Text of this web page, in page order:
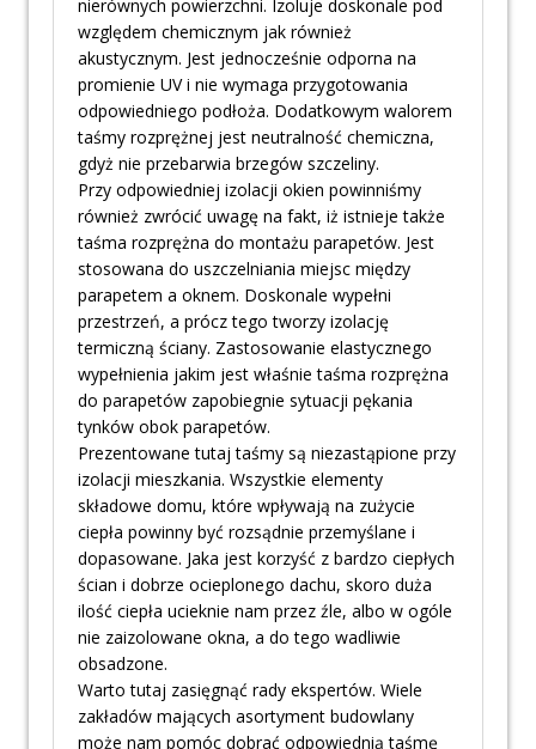
nierównych powierzchni. Izoluje doskonale pod
względem chemicznym jak również
akustycznym. Jest jednocześnie odporna na
promienie UV i nie wymaga przygotowania
odpowiedniego podłoża. Dodatkowym walorem
taśmy rozprężnej jest neutralność chemiczna,
gdyż nie przebarwia brzegów szczeliny.
Przy odpowiedniej izolacji okien powinniśmy
również zwrócić uwagę na fakt, iż istnieje także
taśma rozprężna do montażu parapetów. Jest
stosowana do uszczelniania miejsc między
parapetem a oknem. Doskonale wypełni
przestrzeń, a prócz tego tworzy izolację
termiczną ściany. Zastosowanie elastycznego
wypełnienia jakim jest właśnie taśma rozprężna
do parapetów zapobiegnie sytuacji pękania
tynków obok parapetów.
Prezentowane tutaj taśmy są niezastąpione przy
izolacji mieszkania. Wszystkie elementy
składowe domu, które wpływają na zużycie
ciepła powinny być rozsądnie przemyślane i
dopasowane. Jaka jest korzyść z bardzo ciepłych
ścian i dobrze ocieplonego dachu, skoro duża
ilość ciepła ucieknie nam przez źle, albo w ogóle
nie zaizolowane okna, a do tego wadliwie
obsadzone.
Warto tutaj zasięgnąć rady ekspertów. Wiele
zakładów mających asortyment budowlany
może nam pomóc dobrać odpowiednią taśmę